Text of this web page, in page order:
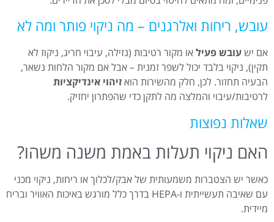
עובש, ריחות ואלרגנים – מה ניקוי פותר ומה לא
אם ישעובש פעילאו מקור רטיבות (נזילה, עיבוי חריג, ניקוז לא
תקין), ניקוי בלבד יכול לשפר זמנית – אבל אם מקור הלחות נשאר,
הבעיה תחזור. לכן, חלק מהשירות הואזיהוי אינדיקציות
לרטיבות/עיבוי והמלצה מה לתקן כדי שהפתרון יחזיק.
שאלות נפוצות
האם ניקוי תעלות באמת משנה משהו?
כאשר יש הצטברות משמעותית של אבק/לכלוך או ריחות, ניקוי מכני
עם שאיבה תעשייתית ו-HEPA בדרך כלל מורגש באיכות האוויר ובריח
מיידית.